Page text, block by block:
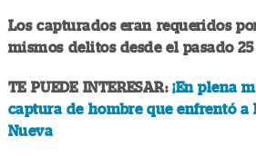
Los capturados eran requeridos
mismos delitos desde el pasado
TE PUEDE INTERESAR:¡En plena
captura de hombre que enfrentó a
Nueva